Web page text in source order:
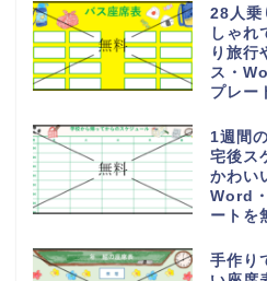
28人乗
しゃれ
り旅行
ス・
プレー
1週間
宅後ス
かわい
Word
ートを
手作り